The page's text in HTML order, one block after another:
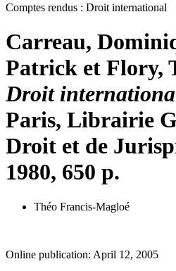
Comptes rendus : Droit international
Carreau,
Patrick et Flory,
Droit
Paris, Librairie
Droit et de
1980, 650 p.
Théo Francis-Magloé
Online publication: April 12, 2005